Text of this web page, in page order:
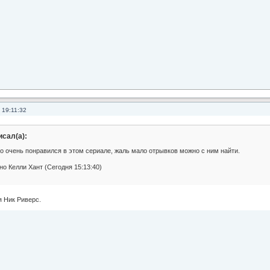
19:11:32
очень понравился в этом сериале, жаль мало отрывков можно с ним найти.
Келли Хант (Сегодня 15:13:40)
Ник Риверс.